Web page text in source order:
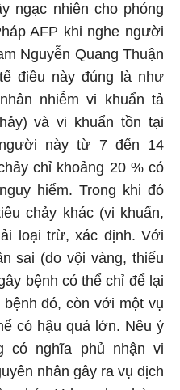
ngạc nhiên cho phóng
AFP khi nghe người
Nguyễn Quang Thuận
điều này đúng là như
nhiễm vi khuẩn tả
và vi khuẩn tồn tại
này từ 7 đến 14
chỉ khoảng 20 % có
hiểm. Trong khi đó
chảy khác (vi khuẩn,
loại trừ, xác định. Với
sai (do vội vàng, thiếu
bệnh có thể chỉ để lại
đó, còn với một vụ
có hậu quả lớn. Nêu ý
có nghĩa phủ nhận vi
nhân gây ra vụ dịch